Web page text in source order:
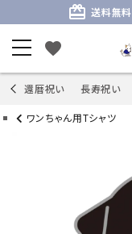
card_giftcard 送料無料
favorite
還暦祝い 長寿祝い
ワンちゃん用Tシャツ